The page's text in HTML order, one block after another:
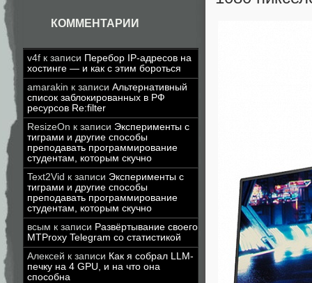
КОММЕНТАРИИ
v4f к записи Перебор IP-адресов на
хостинге — и как с этим бороться
amarakin к записи Альтернативный
список заблокированных в РФ
ресурсов Re:filter
ResizeOn к записи Эксперименты с
тиграми и другие способы
преподавать программирование
студентам, которым скучно
Text2Vid к записи Эксперименты с
тиграми и другие способы
преподавать программирование
студентам, которым скучно
всым к записи Развёртывание своего
MTProxy Telegram со статистикой
Алексей к записи Как я собрал LLM-
печку на 4 GPU, и на что она
способна